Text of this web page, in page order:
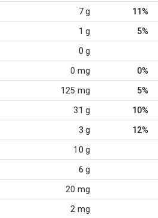
7 g 11%
1 g 5%
0 g
0 mg 0%
125 mg 5%
31 g 10%
3 g 12%
10 g
6 g
20 mg
2 mg